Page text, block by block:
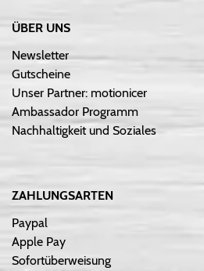
ÜBER UNS
Newsletter
Gutscheine
Unser Partner: motionicer
Ambassador Programm
Nachhaltigkeit und Soziales
ZAHLUNGSARTEN
Paypal
Apple Pay
Sofortüberweisung